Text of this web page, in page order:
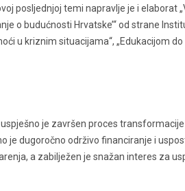
posljednjoj temi napravlje je i elaborat
o budućnosti Hrvatske’“ od strane
u kriznim situacijama“, „Edukacijom
je završen proces transformacije
je dugoročno održivo financiranje i
a zabilježen je snažan interes za